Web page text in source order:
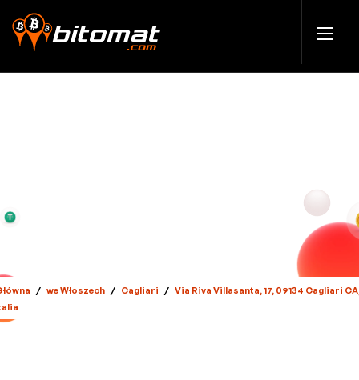
/ we Włoszech / Cagliari / Via Riva Villasanta, 17, 09134 Cagliari